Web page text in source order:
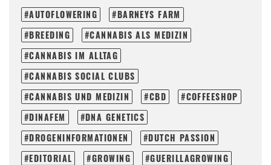
AUTOFLOWERING
BARNEYS FARM
BREEDING
CANNABIS ALS MEDIZIN
CANNABIS IM ALLTAG
CANNABIS SOCIAL CLUBS
CANNABIS UND MEDIZIN
CBD
COFFEESHOP
DINAFEM
DNA GENETICS
DROGENINFORMATIONEN
DUTCH PASSION
EDITORIAL
GROWING
GUERILLAGROWING